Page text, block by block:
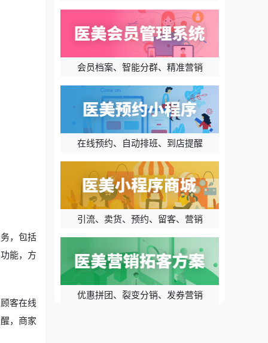
，包括
能，方
客在线
，商家
会员档案、智能分群、精准营销
在线预约、自动排班、到店提醒
引流、卖货、预约、留客、营销
优惠拼团、裂变分销、发券营销